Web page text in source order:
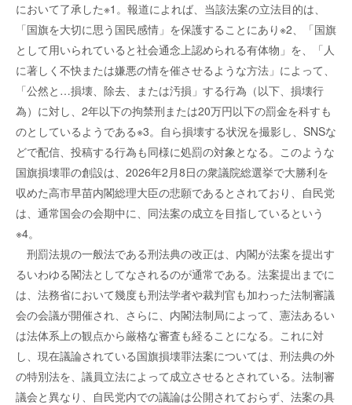
において了承した※1。報道によれば、当該法案の立法目的は、
「国旗を大切に思う国民感情」を保護することにあり※2、「国旗
として用いられていると社会通念上認められる有体物」を、「人
に著しく不快または嫌悪の情を催させるような方法」によって、
「公然と…損壊、除去、または汚損」する行為（以下、損壊行
為）に対し、2年以下の拘禁刑または20万円以下の罰金を科すも
のとしているようである※3。自ら損壊する状況を撮影し、SNSな
どで配信、投稿する行為も同様に処罰の対象となる。このような
国旗損壊罪の創設は、2026年2月8日の衆議院総選挙で大勝利を
収めた高市早苗内閣総理大臣の悲願であるとされており、自民党
は、通常国会の会期中に、同法案の成立を目指しているという
※4。
刑罰法規の一般法である刑法典の改正は、内閣が法案を提出す
るいわゆる閣法としてなされるのが通常である。法案提出までに
は、法務省において幾度も刑法学者や裁判官も加わった法制審議
会の会議が開催され、さらに、内閣法制局によって、憲法あるい
は法体系上の観点から厳格な審査も経ることになる。これに対
し、現在議論されている国旗損壊罪法案については、刑法典の外
の特別法を、議員立法によって成立させるとされている。法制審
議会と異なり、自民党内での議論は公開されておらず、法案の具